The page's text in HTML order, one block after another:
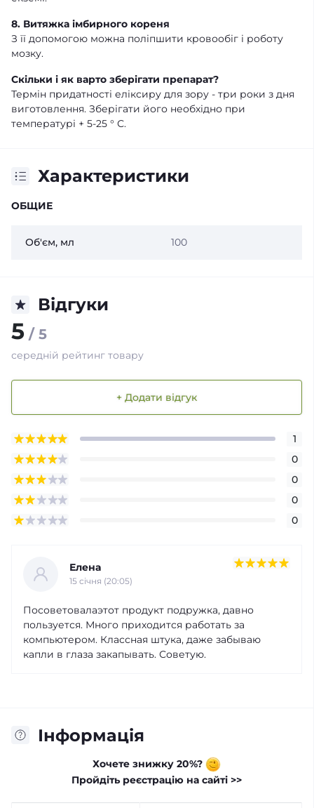
8. Витяжка імбирного кореня
З її допомогою можна поліпшити кровообіг і роботу
мозку.
Скільки і як варто зберігати препарат?
Термін придатності еліксиру для зору - три роки з дня
виготовлення. Зберігати його необхідно при
температурі + 5-25 ° С.
Характеристики
ОБЩИЕ
Об'єм, мл 100
Відгуки
5 / 5
середній рейтинг товару
+ Додати відгук
1
0
0
0
0
Елена
15 cічня (20:05)
Посоветовалаэтот продукт подружка, давно
пользуется. Много приходится работать за
компьютером. Классная штука, даже забываю
капли в глаза закапывать. Советую.
Інформація
Хочете знижку 20%?
Пройдіть реєстрацію на сайті >>